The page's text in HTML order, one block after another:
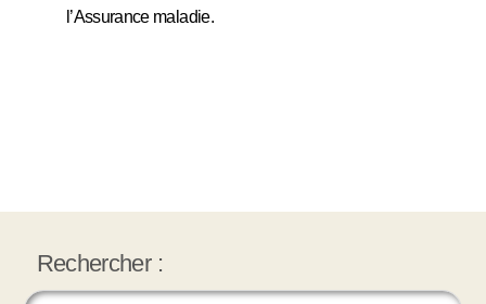
l’Assurance maladie.
Rechercher :